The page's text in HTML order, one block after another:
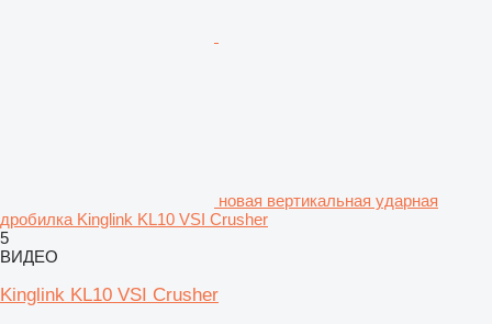
новая вертикальная ударная
дробилка Kinglink KL10 VSI Crusher
5
ВИДЕО
Kinglink KL10 VSI Crusher